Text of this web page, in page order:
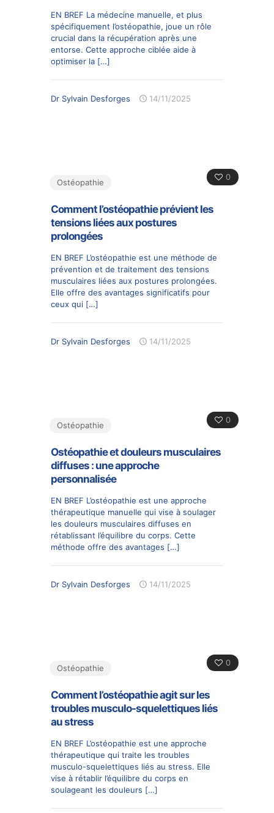
EN BREF La médecine manuelle, et plus
spécifiquement l’ostéopathie, joue un rôle
crucial dans la récupération après une
entorse. Cette approche ciblée aide à
optimiser la […]
Dr Sylvain Desforges 14/11/2025
0
Ostéopathie
Comment l’ostéopathie prévient les
tensions liées aux postures
prolongées
EN BREF L’ostéopathie est une méthode de
prévention et de traitement des tensions
musculaires liées aux postures prolongées.
Elle offre des avantages significatifs pour
ceux qui […]
Dr Sylvain Desforges 14/11/2025
0
Ostéopathie
Ostéopathie et douleurs musculaires
diffuses : une approche
personnalisée
EN BREF L’ostéopathie est une approche
thérapeutique manuelle qui vise à soulager
les douleurs musculaires diffuses en
rétablissant l’équilibre du corps. Cette
méthode offre des avantages […]
Dr Sylvain Desforges 14/11/2025
0
Ostéopathie
Comment l’ostéopathie agit sur les
troubles musculo-squelettiques liés
au stress
EN BREF L’ostéopathie est une approche
thérapeutique qui traite les troubles
musculo-squelettiques liés au stress. Elle
vise à rétablir l’équilibre du corps en
soulageant les douleurs […]